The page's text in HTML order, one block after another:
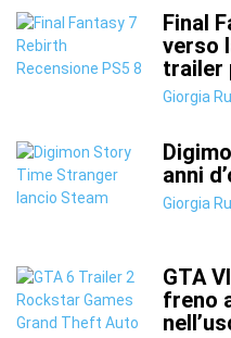
Final
verso
trailer
Giorgia
anni
Giorgia
GTA
freno